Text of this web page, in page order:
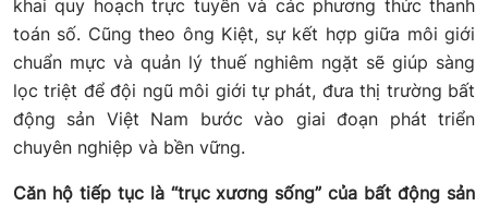
khai quy hoạch trực tuyến và các phương thức thanh
toán số. Cũng theo ông Kiệt, sự kết hợp giữa môi giới
chuẩn mực và quản lý thuế nghiêm ngặt sẽ giúp sàng
lọc triệt để đội ngũ môi giới tự phát, đưa thị trường bất
động sản Việt Nam bước vào giai đoạn phát triển
chuyên nghiệp và bền vững.
Căn hộ tiếp tục là “trục xương sống” của bất động sản